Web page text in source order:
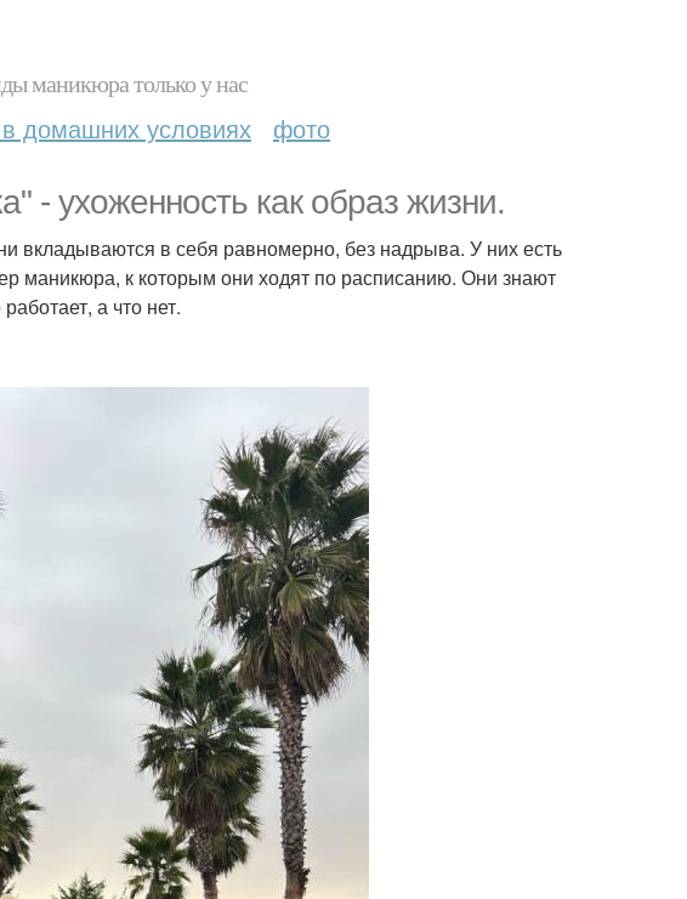
маникюра только у нас
домашних условиях фото
- ухоженность как образ жизни.
в себя равномерно, без надрыва. У них есть
маникюра, к которым они ходят по расписанию. Они знают
а что нет.